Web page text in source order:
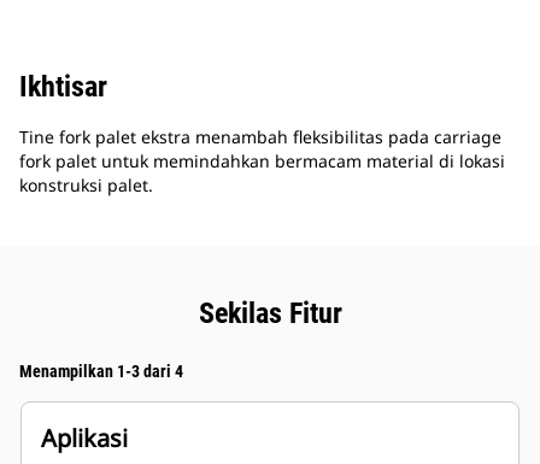
Ikhtisar
Tine fork palet ekstra menambah fleksibilitas pada carriage
fork palet untuk memindahkan bermacam material di lokasi
konstruksi palet.
Sekilas Fitur
Menampilkan 1-3 dari 4
Aplikasi